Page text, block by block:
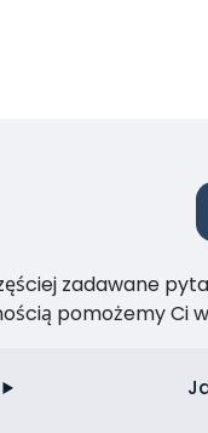
zadawane
pomożemy Ci